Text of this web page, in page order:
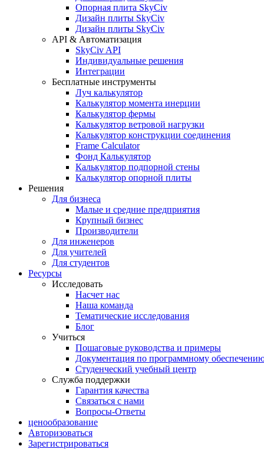
Опорная плита SkyCiv
Дизайн плиты SkyCiv
Дизайн плиты SkyCiv
API & Автоматизация
SkyCiv API
Индивидуальные решения
Интеграции
Бесплатные инструменты
Луч калькулятор
Калькулятор момента инерции
Калькулятор фермы
Калькулятор ветровой нагрузки
Калькулятор конструкции соединения
Frame Calculator
Фонд Калькулятор
Калькулятор подпорной стены
Калькулятор опорной плиты
Решения
Для бизнеса
Малые и средние предприятия
Крупный бизнес
Производители
Для инженеров
Для учителей
Для студентов
Ресурсы
Исследовать
Насчет нас
Наша команда
Тематические исследования
Блог
Учиться
Пошаговые руководства и примеры
Документация по программному
Студенческий учебный центр
Служба поддержки
Гарантия качества
Связаться с нами
Вопросы-Ответы
ценообразование
Авторизоваться
Зарегистрироваться